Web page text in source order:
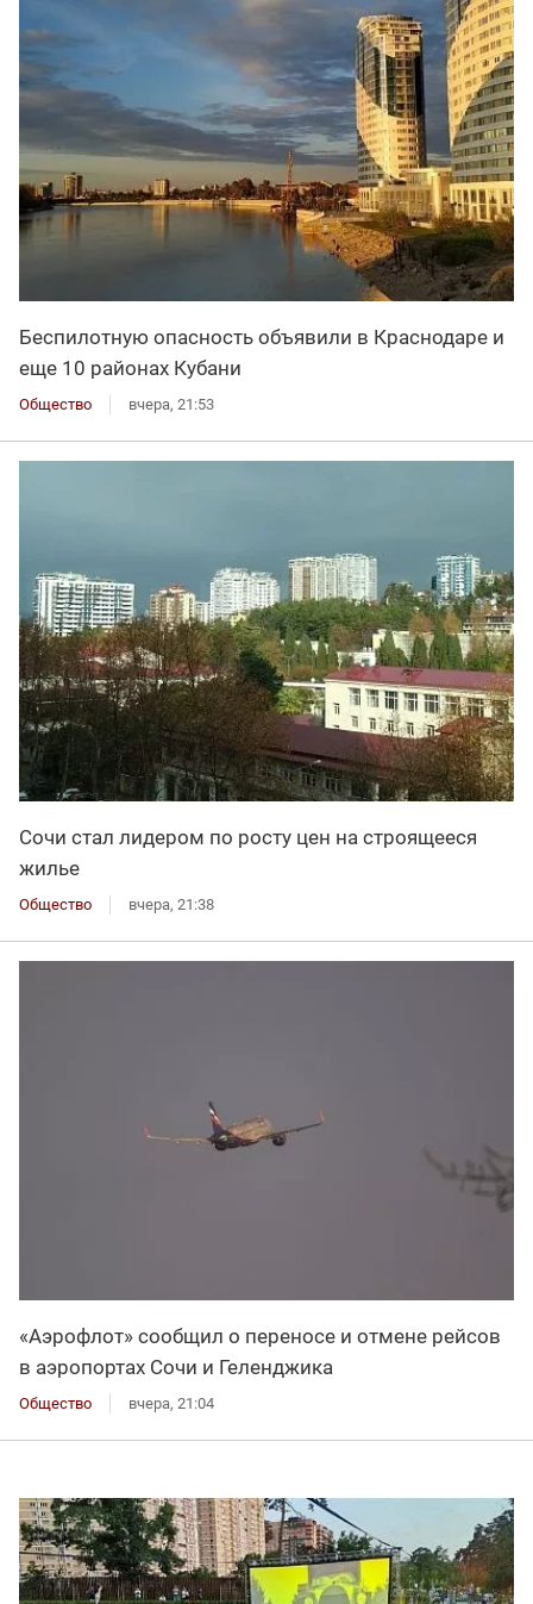
Беспилотную опасность объявили в Краснодаре и
еще 10 районах Кубани
Общество вчера, 21:53
Сочи стал лидером по росту цен на строящееся
жилье
Общество вчера, 21:38
«Аэрофлот» сообщил о переносе и отмене рейсов
в аэропортах Сочи и Геленджика
Общество вчера, 21:04